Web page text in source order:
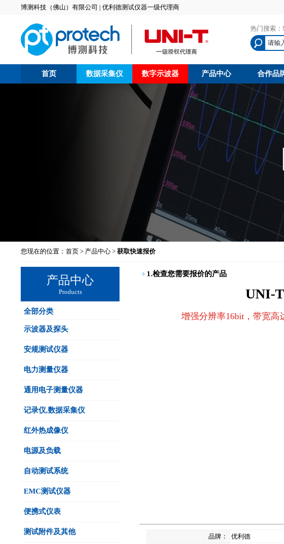
博测科技（佛山）有限公司 | 优利德测试仪器一级代理商
热门搜索：
首页 数据采集仪 数字示波器 产品中心 合作品
您现在的位置： 首页 > 产品中心 > 获取快速报价
产品中心
Products
全部分类
示波器及探头
安规测试仪器
电力测量仪器
通用电子测量仪器
记录仪,数据采集仪
红外热成像仪
电源及负载
自动测试系统
EMC测试仪器
便携式仪表
测试附件及其他
1.检查您需要报价的产品
UNI-
增强分辨率16bit，带宽高
品牌：
优利德